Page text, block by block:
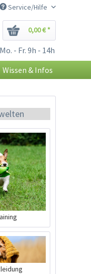
Service/Hilfe
0,00 € *
- Fr. 9h - 14h
Wissen & Infos